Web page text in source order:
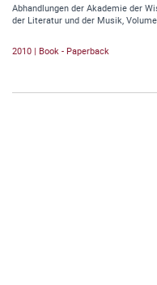
Abhandlungen der Akademie der
der Literatur und der Musik,
2010 | Book - Paperback